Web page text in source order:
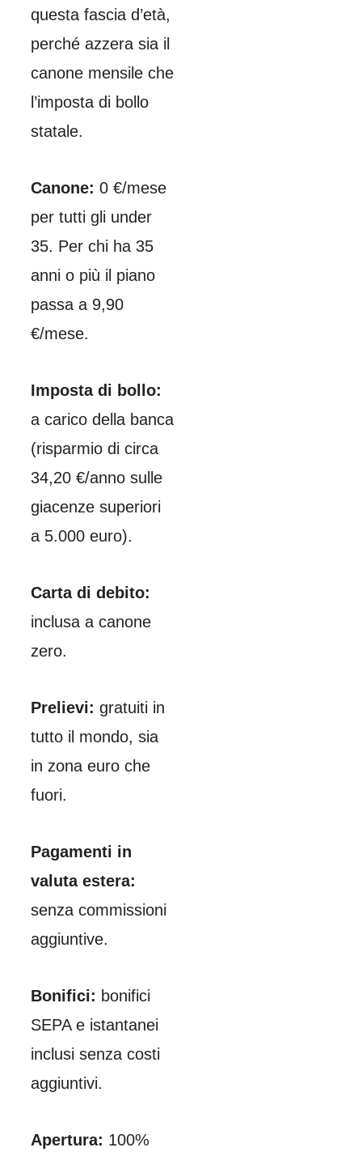
questa fascia d’età,
perché azzera sia il
canone mensile che
l’imposta di bollo
statale.
Canone: 0 €/mese
per tutti gli under
35. Per chi ha 35
anni o più il piano
passa a 9,90
€/mese.
Imposta di bollo:
a carico della banca
(risparmio di circa
34,20 €/anno sulle
giacenze superiori
a 5.000 euro).
Carta di debito:
inclusa a canone
zero.
Prelievi: gratuiti in
tutto il mondo, sia
in zona euro che
fuori.
Pagamenti in
valuta estera:
senza commissioni
aggiuntive.
Bonifici: bonifici
SEPA e istantanei
inclusi senza costi
aggiuntivi.
Apertura: 100%